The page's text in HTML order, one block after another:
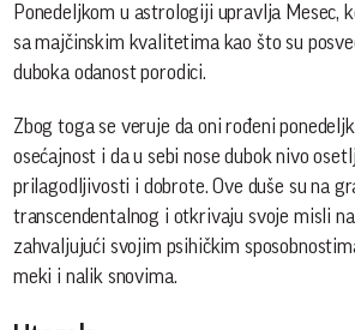
Ponedeljkom u astrologiji upravlja Mesec,
sa majčinskim kvalitetima kao što su
duboka odanost porodici.
Zbog toga se veruje da oni rođeni
osećajnost i da u sebi nose dubok nivo
prilagodljivosti i dobrote. Ove duše su na
transcendentalnog i otkrivaju svoje misli
zahvaljujući svojim psihičkim
meki i nalik snovima.